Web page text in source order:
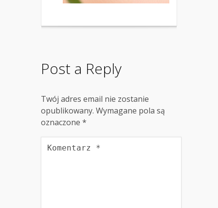
Post a Reply
Twój adres email nie zostanie
opublikowany. Wymagane pola są
oznaczone *